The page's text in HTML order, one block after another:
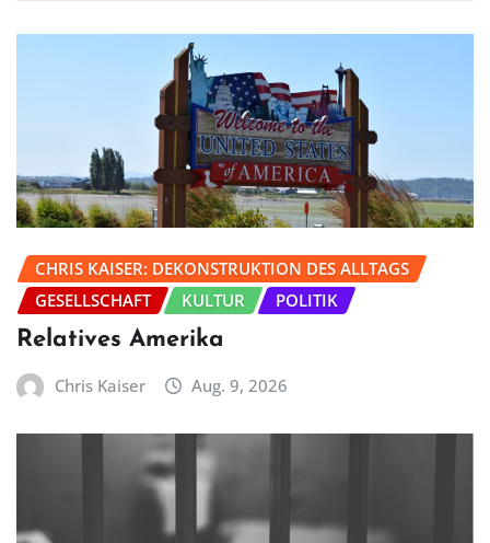
CHRIS KAISER: DEKONSTRUKTION DES ALLTAGS
GESELLSCHAFT
KULTUR POLITIK
Relatives Amerika
Chris Kaiser Aug. 9, 2026